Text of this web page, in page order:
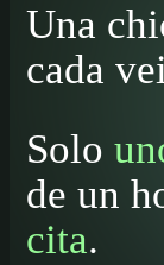
Una
cada
Solo
de un
cita.